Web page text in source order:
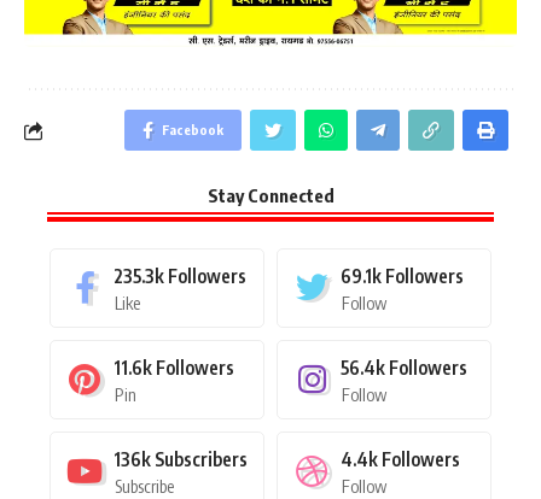
Facebook
Stay Connected
235.3k Followers
Like
69.1k Followers
Follow
11.6k Followers
Pin
56.4k Followers
Follow
136k Subscribers
Subscribe
4.4k Followers
Follow